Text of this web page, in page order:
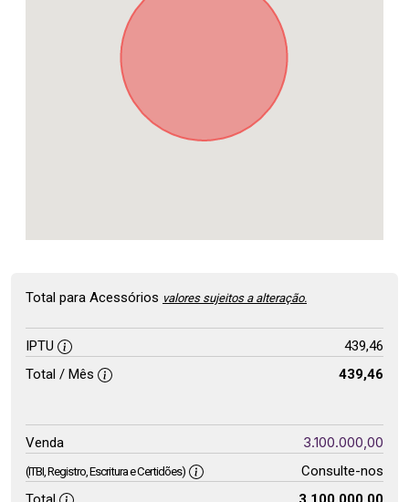
Total para Acessórios valores sujeitos a alteração.
IPTU
439,46
Total / Mês
439,46
Venda 3.100.000,00
(ITBI, Registro, Escritura e Certidões)
Consulte-nos